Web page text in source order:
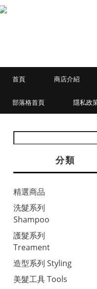
首頁 商店介紹
部落格首頁 隱私政
分類
精選商品
洗髮系列
Shampoo
護髮系列
Treament
造型系列 Styling
美髮工具 Tools